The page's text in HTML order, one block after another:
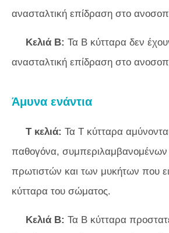
ανασταλτική επίδραση στο
Κελιά Β: Τα Β κύτταρα δεν
ανασταλτική επίδραση στο
Άμυνα ενάντια
Τ κελιά: Τα Τ κύτταρα
παθογόνα,
πρωτιστών και των μυκήτων που
κύτταρα του σώματος.
Κελιά Β: Τα Β κύτταρα